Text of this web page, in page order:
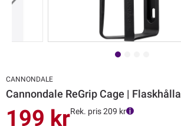
CANNONDALE
Cannondale ReGrip Cage |
199 krRek. pris 209 kr